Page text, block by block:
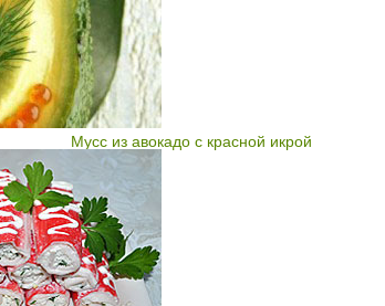
Мусс из авокадо с красной икрой